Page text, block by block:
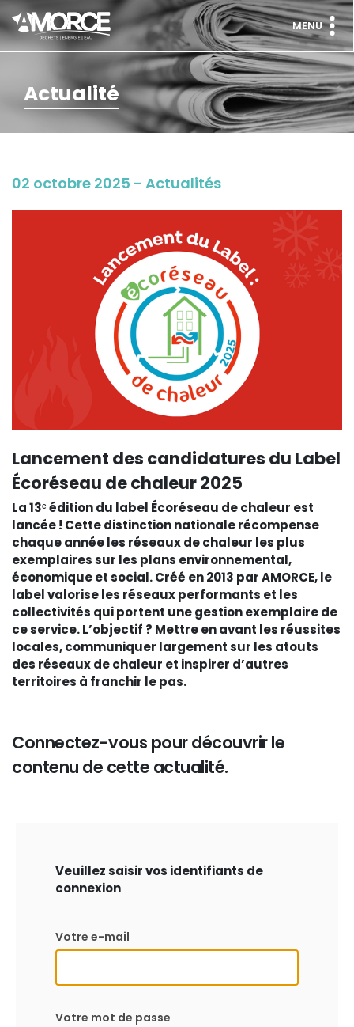
MENU
Actualité
02 octobre 2025 - Actualités
Lancement des candidatures du Label
Écoréseau de chaleur 2025
La 13ᵉ édition du label Écoréseau de chaleur est
lancée ! Cette distinction nationale récompense
chaque année les réseaux de chaleur les plus
exemplaires sur les plans environnemental,
économique et social. Créé en 2013 par AMORCE, le
label valorise les réseaux performants et les
collectivités qui portent une gestion exemplaire de
ce service. L’objectif ? Mettre en avant les réussites
locales, communiquer largement sur les atouts
des réseaux de chaleur et inspirer d’autres
territoires à franchir le pas.
Connectez-vous pour découvrir le
contenu de cette actualité.
Veuillez saisir vos identifiants de
connexion
Votre e-mail
Votre mot de passe